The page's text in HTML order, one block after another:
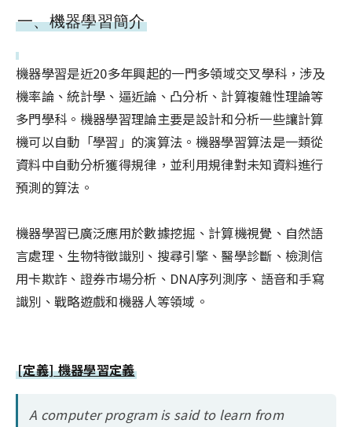
一、機器學習簡介
機器學習是近20多年興起的一門多領域交叉學科，涉及
機率論、統計學、逼近論、凸分析、計算複雜性理論等
多門學科。機器學習理論主要是設計和分析一些讓計算
機可以自動「學習」的演算法。機器學習算法是一類從
資料中自動分析獲得規律，並利用規律對未知資料進行
預測的算法。
機器學習已廣泛應用於數據挖掘、計算機視覺、自然語
言處理、生物特徵識別、搜尋引擎、醫學診斷、檢測信
用卡欺詐、證券市場分析、DNA序列測序、語音和手寫
識別、戰略遊戲和機器人等領域。
[定義] 機器學習定義
A computer program is said to learn from